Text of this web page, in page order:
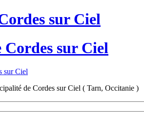
sur Ciel
sur Ciel
de Cordes sur Ciel ( Tarn, Occitanie )